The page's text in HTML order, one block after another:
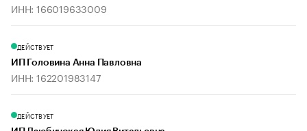
ИНН: 166019633009
ДЕЙСТВУЕТ
ИП Головина Анна Павловна
ИНН: 162201983147
ДЕЙСТВУЕТ